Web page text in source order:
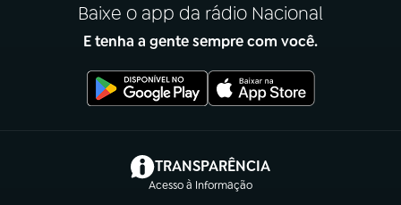
Baixe o app da rádio Nacional
E tenha a gente sempre com você.
TRANSPARÊNCIA
Acesso à Informação
(abre em nova aba)